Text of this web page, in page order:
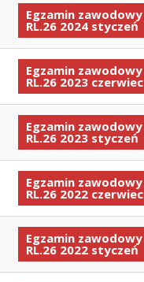
Egzamin zawodowy
RL.26 2024 styczeń
Egzamin zawodowy
RL.26 2023 czerwiec
Egzamin zawodowy
RL.26 2023 styczeń
Egzamin zawodowy
RL.26 2022 czerwiec
Egzamin zawodowy
RL.26 2022 styczeń